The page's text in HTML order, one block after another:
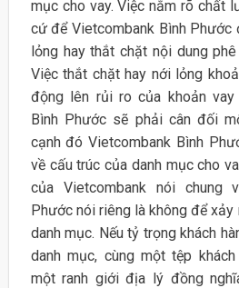
mục cho vay. Việc nắm rõ chất
cứ để Vietcombank Bình Phước
lỏng hay thắt chặt nội dung
Việc thắt chặt hay nới lỏng
động lên rủi ro của khoản vay
Bình Phước sẽ phải cân đối
cạnh đó Vietcombank Bình
về cấu trúc của danh mục cho
của Vietcombank nói chung
Phước nói riêng là không để
danh mục. Nếu tỷ trọng khách
danh mục, cùng một tệp
một ranh giới địa lý đồng